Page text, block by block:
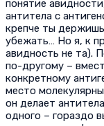
понятие
антитела с
крепче ты
убежать… Но я, к
авидность не та).
по-другому –
конкретному
место
он делает
одного – гораздо